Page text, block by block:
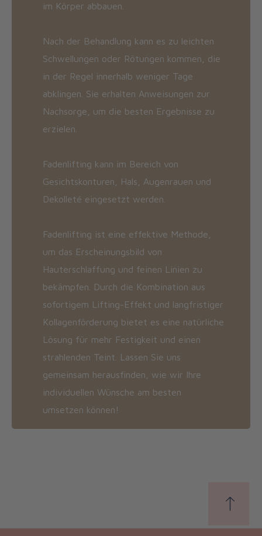
im Körper abbauen.
Nach der Behandlung kann es zu leichten
Schwellungen oder Rötungen kommen, die
in der Regel innerhalb weniger Tage
abklingen. Sie erhalten Anweisungen zur
Nachsorge, um die besten Ergebnisse zu
erzielen.
Fadenlifting kann im Bereich von
Gesichtskonturen, Hals, Augenrauen und
Dekolleté eingesetzt werden.
Fadenlifting ist eine effektive Methode,
um das Erscheinungsbild von
Hauterschlaffung und feinen Linien zu
bekämpfen. Durch die Kombination aus
sofortigem Lifting-Effekt und langfristiger
Kollagenförderung bietet es eine natürliche
Lösung für mehr Festigkeit und einen
strahlenden Teint. Lassen Sie uns
gemeinsam herausfinden, wie wir Ihre
individuellen Wünsche am besten
umsetzen können!